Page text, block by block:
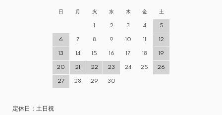
日 月 火 水 木 金 土
1 2 3 4 5
6 7 8 9 10 11 12
13 14 15 16 17 18 19
20 21 22 23 24 25 26
27 28 29 30
定休日：土日祝